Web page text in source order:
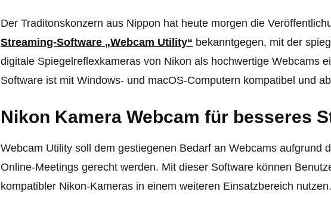
Der Traditonskonzern aus Nippon hat heute morgen die
Streaming-Software „Webcam Utility“ bekanntgegen, mit der
digitale Spiegelreflexkameras von Nikon als hochwertige Webcams
Software ist mit Windows- und macOS-Computern kompatibel und
Nikon Kamera Webcam für besseres
Webcam Utility soll dem gestiegenen Bedarf an Webcams aufgrund
Online-Meetings gerecht werden. Mit dieser Software können
kompatibler Nikon-Kameras in einem weiteren Einsatzbereich